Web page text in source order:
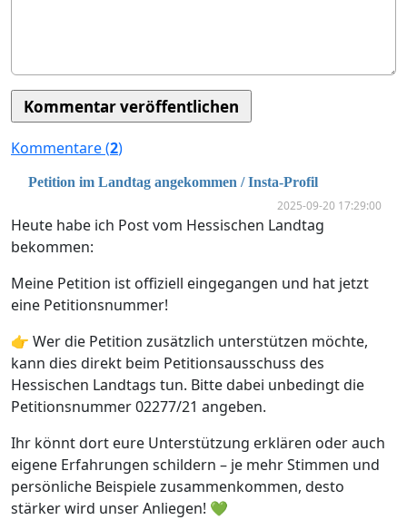
Kommentare (2)
Petition im Landtag angekommen / Insta-Profil
2025-09-20 17:29:00
Heute habe ich Post vom Hessischen Landtag
bekommen:
Meine Petition ist offiziell eingegangen und hat jetzt
eine Petitionsnummer!
👉 Wer die Petition zusätzlich unterstützen möchte,
kann dies direkt beim Petitionsausschuss des
Hessischen Landtags tun. Bitte dabei unbedingt die
Petitionsnummer 02277/21 angeben.
Ihr könnt dort eure Unterstützung erklären oder auch
eigene Erfahrungen schildern – je mehr Stimmen und
persönliche Beispiele zusammenkommen, desto
stärker wird unser Anliegen! 💚